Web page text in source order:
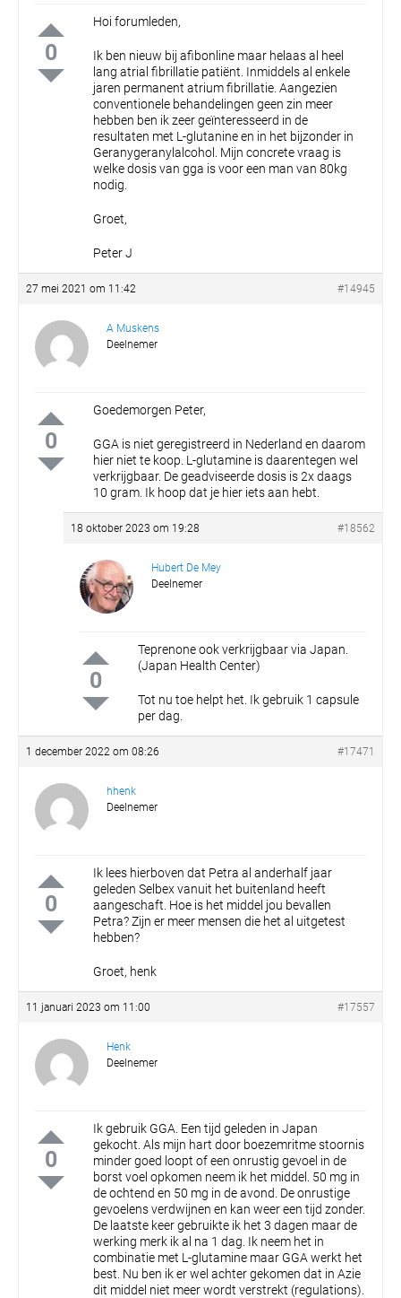
0
Hoi forumleden,
Ik ben nieuw bij afibonline maar helaas al heel
lang atrial fibrillatie patiënt. Inmiddels al enkele
jaren permanent atrium fibrillatie. Aangezien
conventionele behandelingen geen zin meer
hebben ben ik zeer geïnteresseerd in de
resultaten met L-glutanine en in het bijzonder in
Geranygeranylalcohol.
Mijn concrete vraag is
welke dosis van gga is voor een man van 80kg
nodig.
Groet,
Peter J
27 mei 2021 om 11:42 #14945
A Muskens
Deelnemer
0
Goedemorgen Peter,
GGA is niet geregistreerd in Nederland en daarom
hier niet te koop. L-glutamine is daarentegen wel
verkrijgbaar. De geadviseerde dosis is 2x daags
10 gram. Ik hoop dat je hier iets aan hebt.
18 oktober 2023 om 19:28 #18562
Hubert De Mey
Deelnemer
0
Teprenone ook verkrijgbaar via Japan.
(Japan Health Center)
Tot nu toe helpt het. Ik gebruik 1 capsule
per dag.
1 december 2022 om 08:26 #17471
hhenk
Deelnemer
0
Ik lees hierboven dat Petra al anderhalf jaar
geleden Selbex vanuit het buitenland heeft
aangeschaft. Hoe is het middel jou bevallen
Petra?Zijn er meer mensen die het al uitgetest
hebben?
Groet, henk
11 januari 2023 om 11:00 #17557
Henk
Deelnemer
0
Ik gebruik GGA. Een tijd geleden in Japan
gekocht. Als mijn hart door boezemritme stoornis
minder goed loopt of een onrustig gevoel in de
borst voel opkomen neem ik het middel. 50 mg in
de ochtend en 50 mg in de avond. De onrustige
gevoelens verdwijnen en kan weer een tijd zonder.
De laatste keer gebruikte ik het 3 dagen maar de
werking merk ik al na 1 dag. Ik neem het in
combinatie met L-glutamine maar GGA werkt het
best. Nu ben ik er wel achter gekomen dat in Azie
dit middel niet meer wordt verstrekt (regulations).